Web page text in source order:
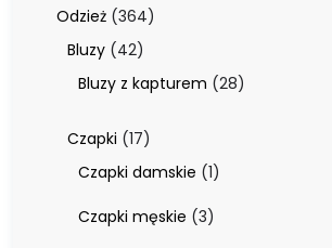
Odzież 364364
Bluzy 4242
Bluzy z kapturem 2828
Czapki 1717
produktów
Czapki damskie 11
Czapki męskie 33